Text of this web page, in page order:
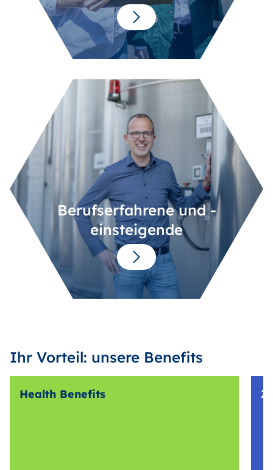
Berufserfahrene und -
einsteigende
Ihr Vorteil: unsere Benefits
Health Benefits